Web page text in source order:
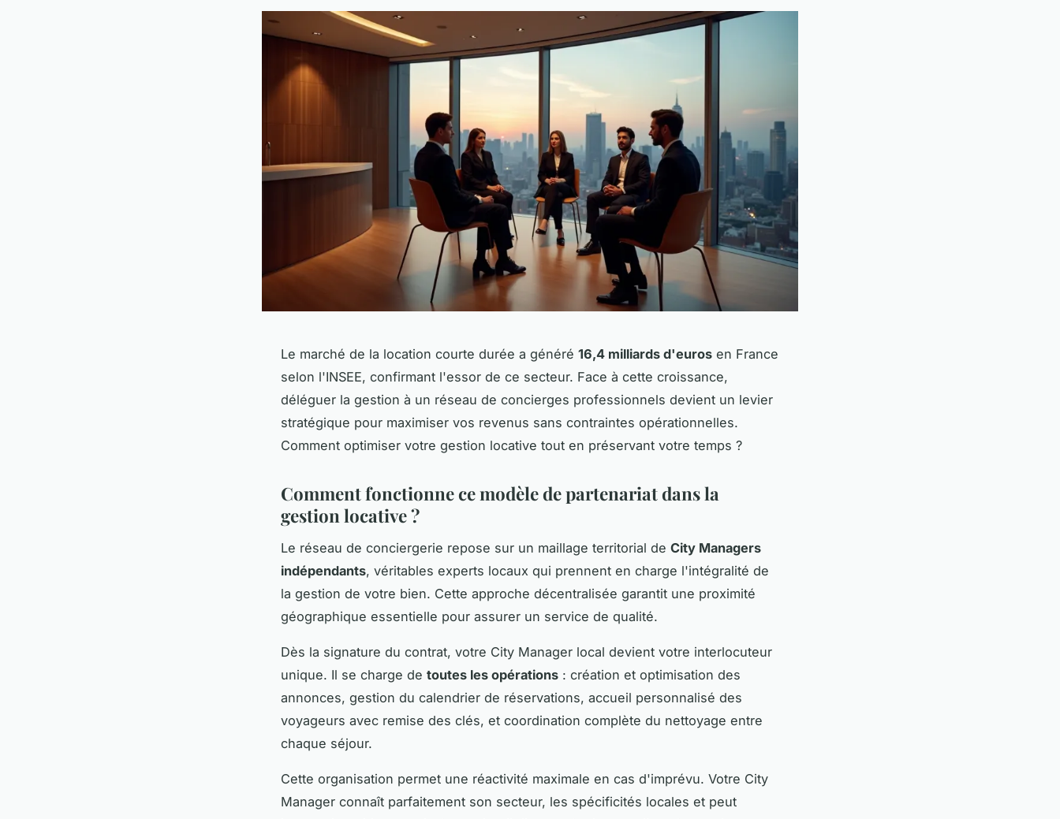
Le marché de la location courte durée a généré 16,4 milliards d'euros en France
selon l'INSEE, confirmant l'essor de ce secteur. Face à cette croissance,
déléguer la gestion à un réseau de concierges professionnels devient un levier
stratégique pour maximiser vos revenus sans contraintes opérationnelles.
Comment optimiser votre gestion locative tout en préservant votre temps ?
Comment fonctionne ce modèle de partenariat dans la
gestion locative ?
Le réseau de conciergerie repose sur un maillage territorial de City Managers
indépendants, véritables experts locaux qui prennent en charge l'intégralité de
la gestion de votre bien. Cette approche décentralisée garantit une proximité
géographique essentielle pour assurer un service de qualité.
Dès la signature du contrat, votre City Manager local devient votre interlocuteur
unique. Il se charge de toutes les opérations : création et optimisation des
annonces, gestion du calendrier de réservations, accueil personnalisé des
voyageurs avec remise des clés, et coordination complète du nettoyage entre
chaque séjour.
Cette organisation permet une réactivité maximale en cas d'imprévu. Votre City
Manager connaît parfaitement son secteur, les spécificités locales et peut